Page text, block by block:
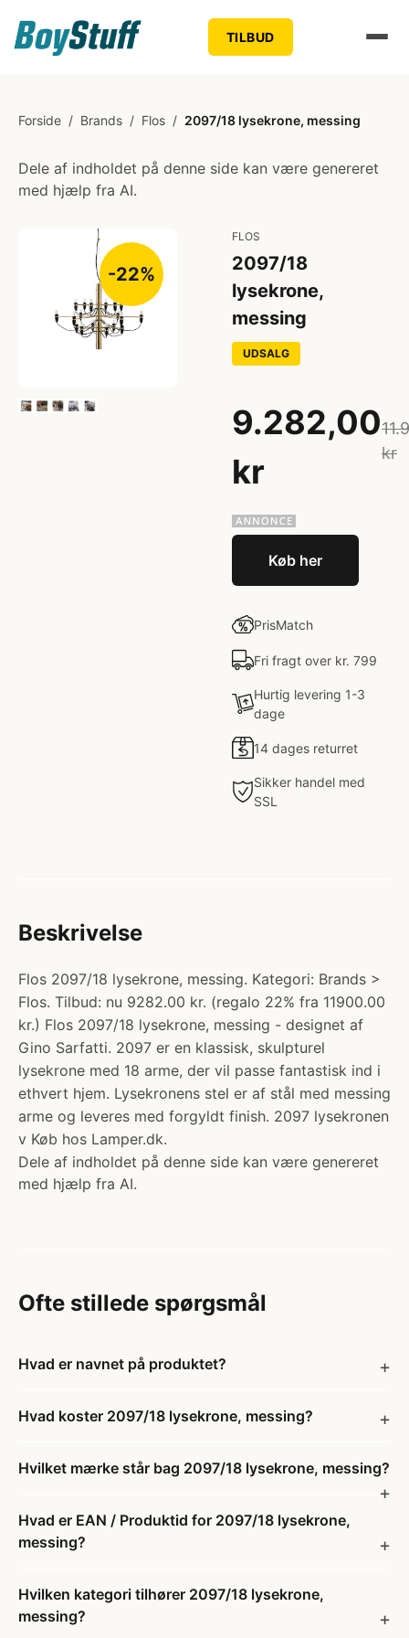
TILBUD
Forside / Brands / Flos / 2097/18 lysekrone, messing
Dele af indholdet på denne side kan være genereret
med hjælp fra AI.
-22%
FLOS
2097/18
lysekrone,
messing
UDSALG
9.282,00
kr
kr
Køb her
PrisMatch
Fri fragt over kr. 799
Hurtig levering 1-3
dage
14 dages returret
Sikker handel med
SSL
Beskrivelse
Flos 2097/18 lysekrone, messing. Kategori: Brands >
Flos. Tilbud: nu 9282.00 kr. (regalo 22% fra 11900.00
kr.) Flos 2097/18 lysekrone, messing - designet af
Gino Sarfatti. 2097 er en klassisk, skulpturel
lysekrone med 18 arme, der vil passe fantastisk ind i
ethvert hjem. Lysekronens stel er af stål med messing
arme og leveres med forgyldt finish. 2097 lysekronen
v Køb hos Lamper.dk.
Dele af indholdet på denne side kan være genereret
med hjælp fra AI.
Ofte stillede spørgsmål
Hvad er navnet på produktet?
Hvad koster 2097/18 lysekrone, messing?
Hvilket mærke står bag 2097/18 lysekrone, messing?
Hvad er EAN / Produktid for 2097/18 lysekrone,
messing?
Hvilken kategori tilhører 2097/18 lysekrone,
messing?